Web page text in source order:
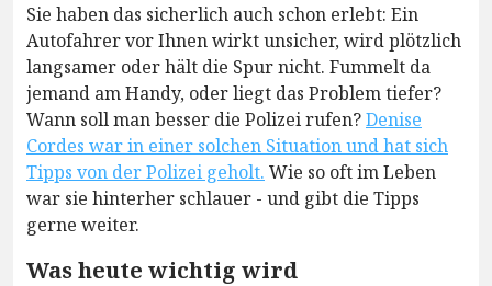
Sie haben das sicherlich auch schon erlebt: Ein
Autofahrer vor Ihnen wirkt unsicher, wird plötzlich
langsamer oder hält die Spur nicht. Fummelt da
jemand am Handy, oder liegt das Problem tiefer?
Wann soll man besser die Polizei rufen?Denise
Cordes war in einer solchen Situation und hat sich
Tipps von der Polizei geholt. Wie so oft im Leben
war sie hinterher schlauer - und gibt die Tipps
gerne weiter.
Was heute wichtig wird